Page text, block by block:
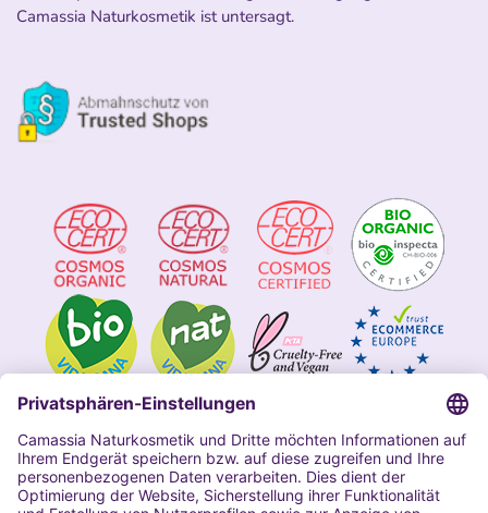
Camassia Naturkosmetik ist untersagt.
Impressum
Allgemeine Geschäftsbedingungen
Datenschutzerklärung Camassia